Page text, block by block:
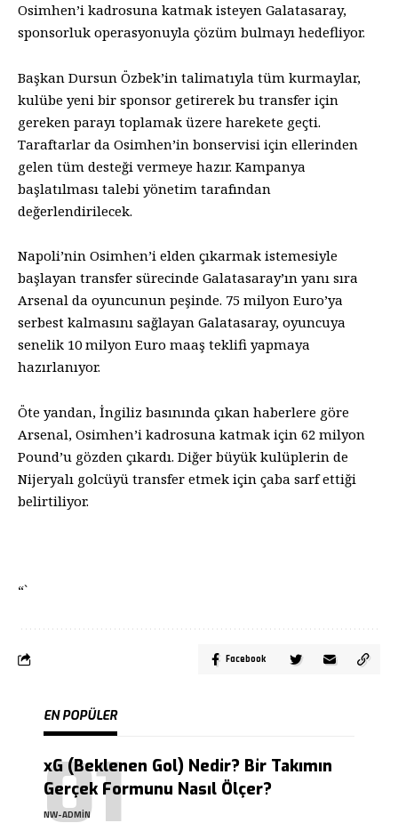
Osimhen’i kadrosuna katmak isteyen Galatasaray,
sponsorluk operasyonuyla çözüm bulmayı hedefliyor.
Başkan Dursun Özbek’in talimatıyla tüm kurmaylar,
kulübe yeni bir sponsor getirerek bu transfer için
gereken parayı toplamak üzere harekete geçti.
Taraftarlar da Osimhen’in bonservisi için ellerinden
gelen tüm desteği vermeye hazır. Kampanya
başlatılması talebi yönetim tarafından
değerlendirilecek.
Napoli’nin Osimhen’i elden çıkarmak istemesiyle
başlayan transfer sürecinde Galatasaray’ın yanı sıra
Arsenal da oyuncunun peşinde. 75 milyon Euro’ya
serbest kalmasını sağlayan Galatasaray, oyuncuya
senelik 10 milyon Euro maaş teklifi yapmaya
hazırlanıyor.
Öte yandan, İngiliz basınında çıkan haberlere göre
Arsenal, Osimhen’i kadrosuna katmak için 62 milyon
Pound’u gözden çıkardı. Diğer büyük kulüplerin de
Nijeryalı golcüyü transfer etmek için çaba sarf ettiği
belirtiliyor.
“`
Facebook
EN POPÜLER
xG (Beklenen Gol) Nedir? Bir Takımın
Gerçek Formunu Nasıl Ölçer?
NW-ADMIN